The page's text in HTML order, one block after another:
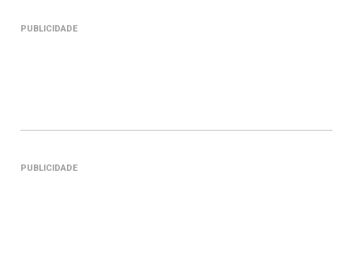
PUBLICIDADE
PUBLICIDADE